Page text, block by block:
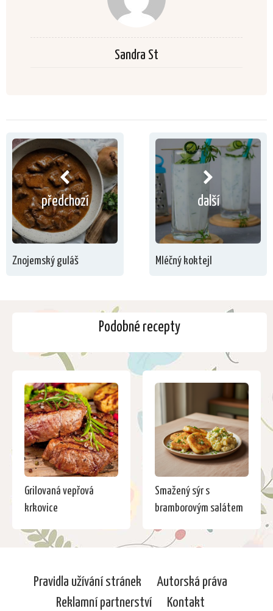
Sandra St
předchozí
Znojemský guláš
další
Mléčný koktejl
Podobné recepty
Grilovaná vepřová
krkovice
Smažený sýr s
bramborovým salátem
Pravidla užívání stránek
Autorská práva
Reklamní partnerství
Kontakt